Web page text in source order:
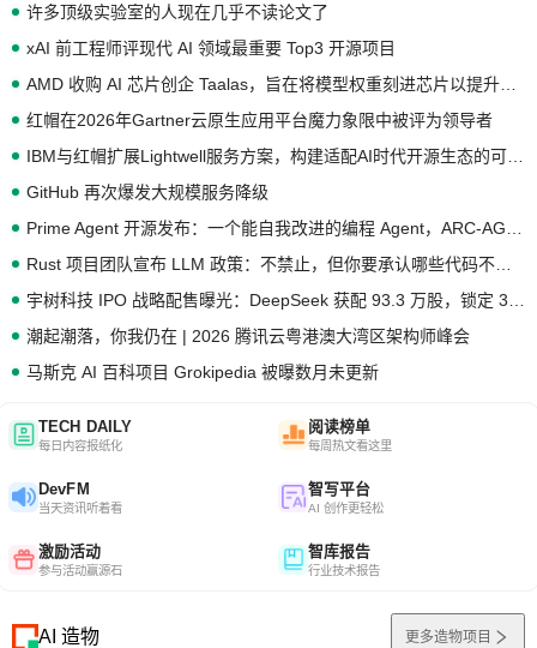
许多顶级实验室的人现在几乎不读论文了
xAI 前工程师评现代 AI 领域最重要 Top3 开源项目
红帽在2026年Gartner云原生应用平台魔力象限中被评为领导者
GitHub 再次爆发大规模服务降级
潮起潮落，你我仍在 | 2026 腾讯云粤港澳大湾区架构师峰会
马斯克 AI 百科项目 Grokipedia 被曝数月未更新
TECH DAILY
每日内容报纸化
阅读榜单
每周热文看这里
DevFM
当天资讯听着看
智写平台
AI 创作更轻松
激励活动
参与活动赢源石
智库报告
行业技术报告
AI 造物 更多造物项目